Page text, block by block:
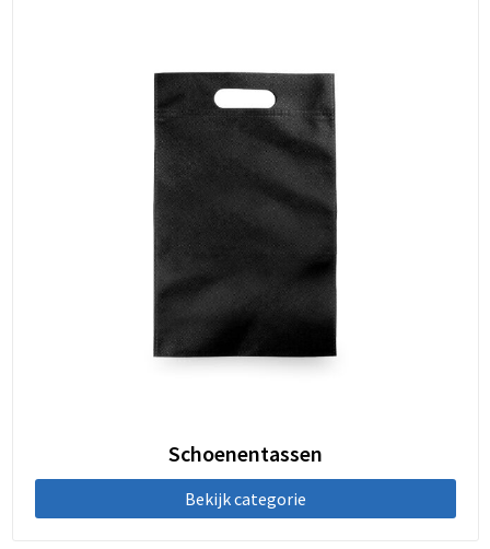
Schoenentassen
Bekijk categorie